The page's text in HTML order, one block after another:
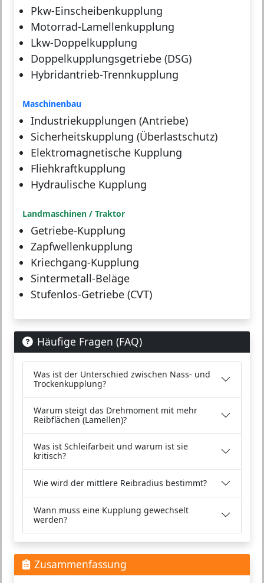
Pkw-Einscheibenkupplung
Motorrad-Lamellenkupplung
Lkw-Doppelkupplung
Doppelkupplungsgetriebe (DSG)
Hybridantrieb-Trennkupplung
Maschinenbau
Industriekupplungen (Antriebe)
Sicherheitskupplung (Überlastschutz)
Elektromagnetische Kupplung
Fliehkraftkupplung
Hydraulische Kupplung
Landmaschinen / Traktor
Getriebe-Kupplung
Zapfwellenkupplung
Kriechgang-Kupplung
Sintermetall-Beläge
Stufenlos-Getriebe (CVT)
Häufige Fragen (FAQ)
Was ist der Unterschied zwischen Nass- und
Trockenkupplung?
Warum steigt das Drehmoment mit mehr
Reibflächen (Lamellen)?
Was ist Schleifarbeit und warum ist sie
kritisch?
Wie wird der mittlere Reibradius bestimmt?
Wann muss eine Kupplung gewechselt
werden?
Zusammenfassung